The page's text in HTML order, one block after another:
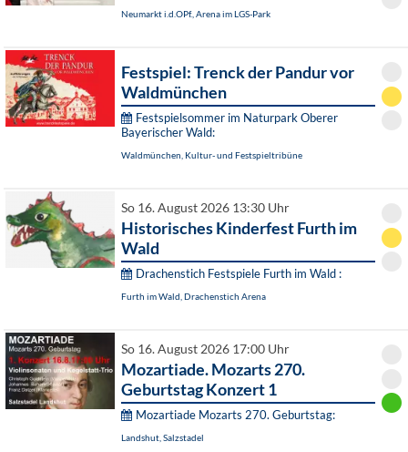
Neumarkt i.d.OPf., Arena im LGS-Park
Festspiel: Trenck der Pandur vor
Waldmünchen
Festspielsommer im Naturpark Oberer
Bayerischer Wald:
Waldmünchen, Kultur- und Festspieltribüne
So 16. August 2026 13:30 Uhr
Historisches Kinderfest Furth im
Wald
Drachenstich Festspiele Furth im Wald :
Furth im Wald, Drachenstich Arena
So 16. August 2026 17:00 Uhr
Mozartiade. Mozarts 270.
Geburtstag Konzert 1
Mozartiade Mozarts 270. Geburtstag:
Landshut, Salzstadel